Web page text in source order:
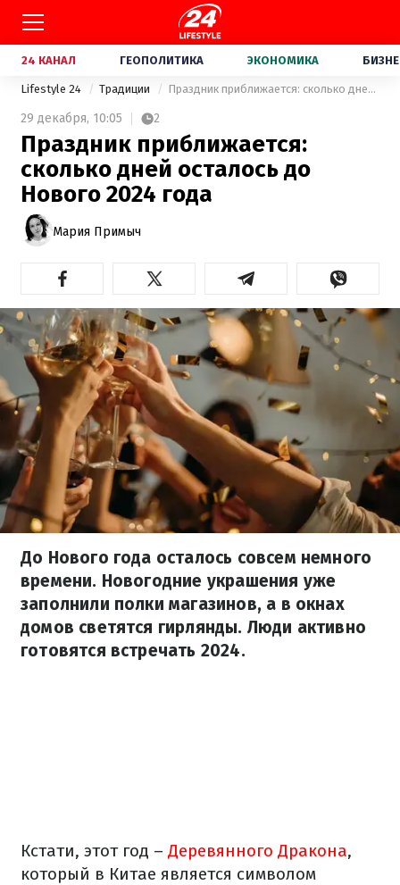
24 КАНАЛ ГЕОПОЛИТИКА ЭКОНОМИКА
Lifestyle 24 Традиции Праздник приближается: сколько дней осталось до Нового 2024 года
29 декабря, 10:05 2
Праздник приближается:
сколько дней осталось до
Нового 2024 года
Мария Примыч
До Нового года осталось совсем немного
времени. Новогодние украшения уже
заполнили полки магазинов, а в окнах
домов светятся гирлянды. Люди активно
готовятся встречать 2024.
Кстати, этот год – Деревянного Дракона,
который в Китае является символом